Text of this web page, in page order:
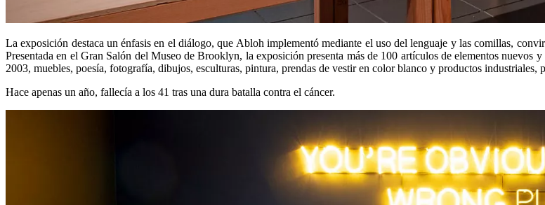
La exposición destaca un énfasis en el diálogo, que Abloh implementó mediante el uso del lenguaje y las comillas,
Presentada en el Gran Salón del Museo de Brooklyn, la exposición presenta más de 100 artículos de elementos nuevos
2003, muebles, poesía, fotografía, dibujos, esculturas, pintura, prendas de vestir en color blanco y productos industriales,
Hace apenas un año, fallecía a los 41 tras una dura batalla contra el cáncer.